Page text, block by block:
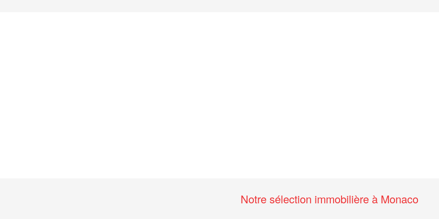
Notre sélection immobilière à Monaco